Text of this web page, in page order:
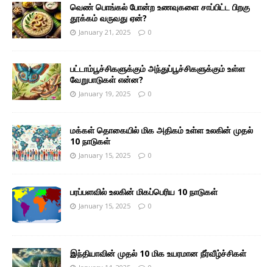
வெண் பொங்கல் போன்ற உணவுகளை சாப்பிட்ட பிறகு
தூக்கம் வருவது ஏன்?
January 21, 2025 0
பட்டாம்பூச்சிகளுக்கும் அந்துப்பூச்சிகளுக்கும் உள்ள
வேறுபாடுகள் என்ன?
January 19, 2025 0
மக்கள் தொகையில் மிக அதிகம் உள்ள உலகின் முதல்
10 நாடுகள்
January 15, 2025 0
பரப்பளவில் உலகின் மிகப்பெரிய 10 நாடுகள்
January 15, 2025 0
இந்தியாவின் முதல் 10 மிக உயரமான நீர்வீழ்ச்சிகள்